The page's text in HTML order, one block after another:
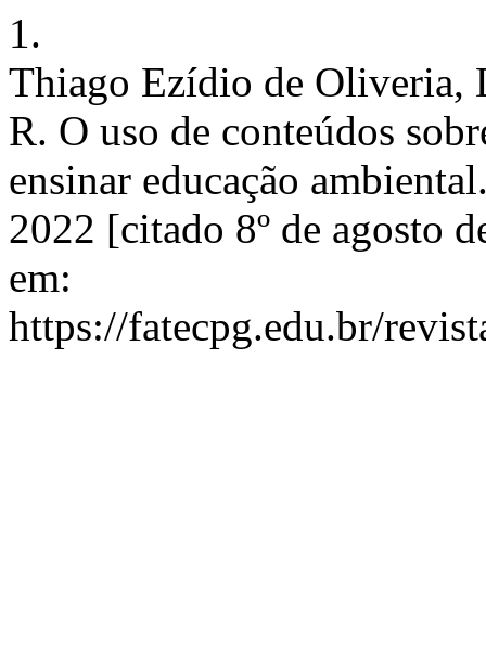
1.
Thiago Ezídio de Oliveria,
R. O uso de conteúdos
ensinar educação
2022 [citado 8º de agosto
em:
https://fatecpg.edu.br/